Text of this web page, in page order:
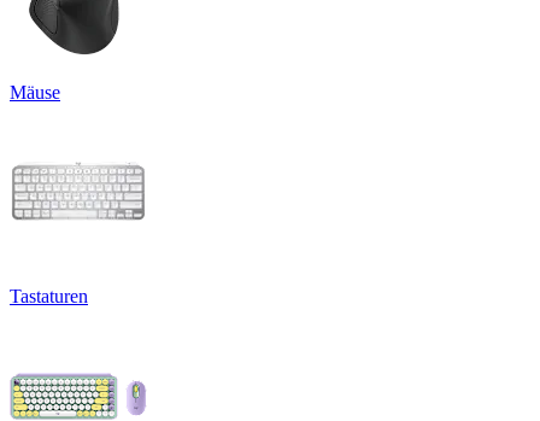
Mäuse
Tastaturen